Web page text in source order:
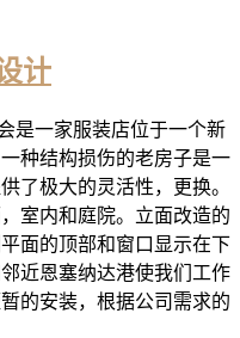
计
是一家服装店位于一个新
种结构损伤的老房子是一
了极大的灵活性，更换。
室内和庭院。立面改造的
面的顶部和窗口显示在下
近恩塞纳达港使我们工作
的安装，根据公司需求的